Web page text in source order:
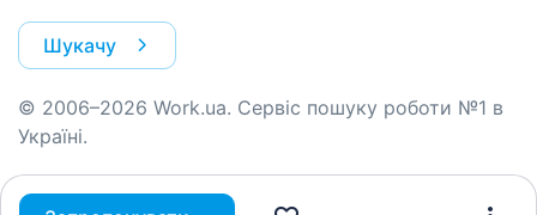
Шукачу
© 2006–2026 Work.ua. Сервіс пошуку роботи №1 в
Україні.